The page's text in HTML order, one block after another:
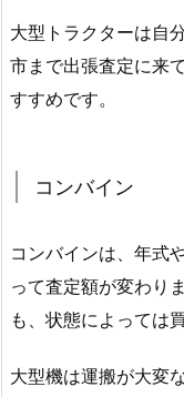
大型トラクターは自
市まで出張査定に来
すすめです。
コンバイン
コンバインは、年式
って査定額が変わり
も、状態によっては
大型機は運搬が大変